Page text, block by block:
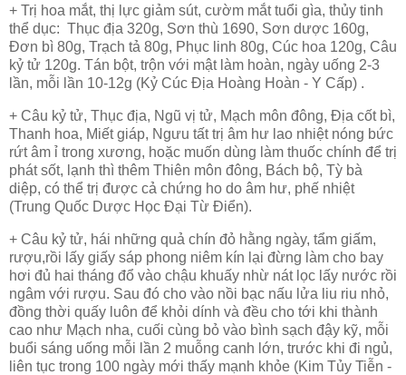
+ Trị hoa mắt, thị lực giảm sút, cườm mắt tuổi gìa, thủy tinh
thể dục: Thục địa 320g, Sơn thù 1690, Sơn dược 160g,
Đơn bì 80g, Trạch tả 80g, Phục linh 80g, Cúc hoa 120g, Câu
kỷ tử 120g. Tán bột, trộn với mật làm hoàn, ngày uống 2-3
lần, mỗi lần 10-12g (Kỷ Cúc Địa Hoàng Hoàn - Y Cấp) .
+ Câu kỷ tử, Thục địa, Ngũ vị tử, Mạch môn đông, Địa cốt bì,
Thanh hoa, Miết giáp, Ngưu tất trị âm hư lao nhiệt nóng bức
rứtâm ỉ trong xương, hoặc muốn dùng làm thuốc chính để trị
phát sốt, lạnh thì thêm Thiên môn đông, Bách bộ, Tỳ bà
diệp, có thể trị được cả chứng ho do âm hư, phế nhiệt
(Trung Quốc Dược Học Đại Từ Điển).
+ Câu kỷ tử, hái những quả chín đỏ hằng ngày, tẩm giấm,
rượu,rồi lấy giấy sáp phong niêm kín lại đừng làm cho bay
hơi đủ hai tháng đổ vào chậu khuấy nhừ nát lọc lấy nước rồi
ngâm với rượu. Sau đó cho vào nồi bạc nấu lửa liu riu nhỏ,
đồng thời quấy luôn để khỏi dính và đều cho tới khi thành
cao như Mạch nha, cuối cùng bỏ vào bình sạch đậy kỹ, mỗi
buổi sáng uống mỗi lần 2 muỗng canh lớn, trước khi đi ngủ,
liên tục trong 100 ngày mới thấy mạnh khỏe (Kim Tủy Tiễn -